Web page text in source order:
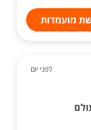
מועמדות
לפני יום